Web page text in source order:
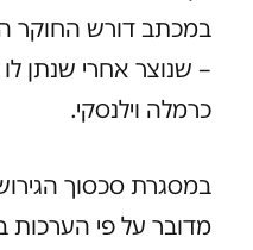
במכתב דורש החוקר
– שנוצר אחרי שנתן
כרמלה וילנסקי.
במסגרת סכסוך
מדובר על פי הערכות